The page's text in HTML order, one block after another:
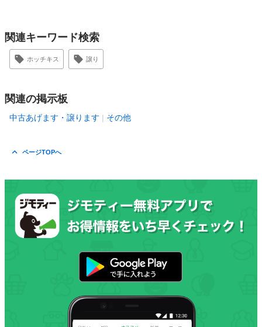
関連キーワード検索
ホッチキス 譲り
関連の掲示板
中古あげます・譲ります その他
ページTOPへ